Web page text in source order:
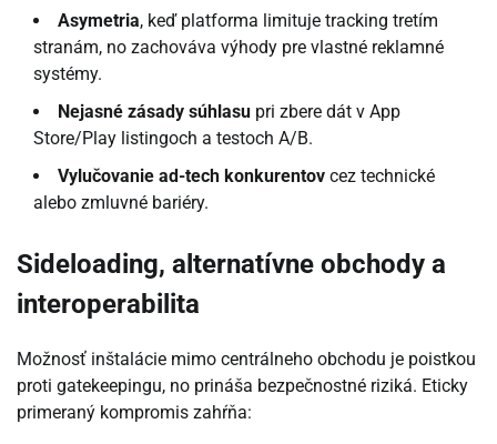
Asymetria, keď platforma limituje tracking tretím
stranám, no zachováva výhody pre vlastné reklamné
systémy.
Nejasné zásady súhlasu pri zbere dát v App
Store/Play listingoch a testoch A/B.
Vylučovanie ad-tech konkurentov cez technické
alebo zmluvné bariéry.
Sideloading, alternatívne obchody a
interoperabilita
Možnosť inštalácie mimo centrálneho obchodu je poistkou
proti gatekeepingu, no prináša bezpečnostné riziká. Eticky
primeraný kompromis zahŕňa: